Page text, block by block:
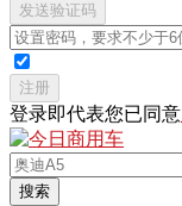
发送验证码
注册
登录即代表您已同意
搜索